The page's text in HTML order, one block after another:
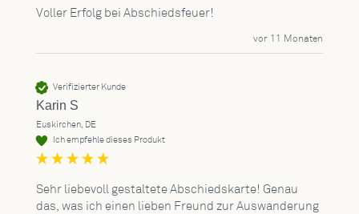
Voller Erfolg bei Abschiedsfeuer!
vor 11 Monaten
Verifizierter Kunde
Karin S
Euskirchen, DE
Ich empfehle dieses Produkt
Sehr liebevoll gestaltete Abschiedskarte! Genau
das, was ich einen lieben Freund zur Auswanderung